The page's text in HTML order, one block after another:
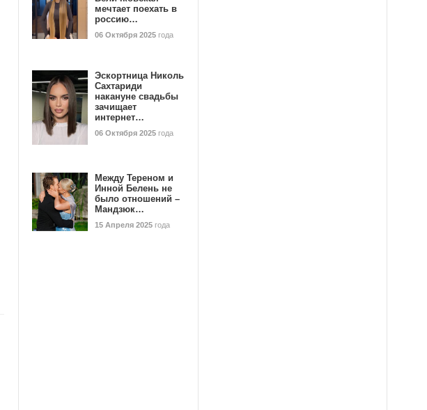
мечтает поехать в
россию…
06 Октября 2025 года
Эскортница Николь
Сахтариди
накануне свадьбы
зачищает
интернет…
06 Октября 2025 года
Между Тереном и
Инной Белень не
было отношений –
Мандзюк…
15 Апреля 2025 года